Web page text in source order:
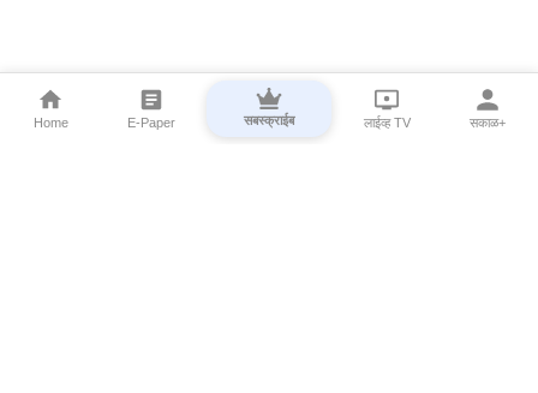
Home E-Paper सबस्क्राईब लाईव्ह TV सकाळ+